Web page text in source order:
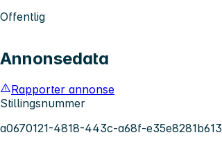
Offentlig
Annonsedata
Rapporter annonse
Stillingsnummer
a0670121-4818-443c-a68f-e35e8281b613